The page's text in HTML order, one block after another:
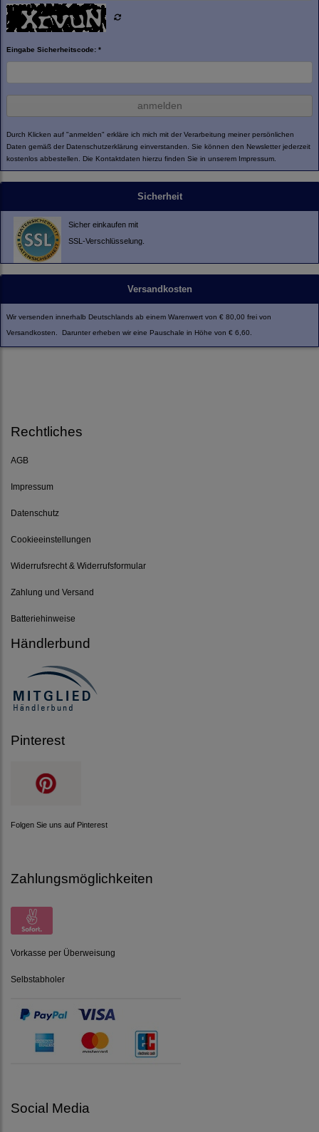
Eingabe Sicherheitscode: *
anmelden
Durch Klicken auf "anmelden" erkläre ich mich mit der Verarbeitung meiner persönlichen
Daten gemäß der Datenschutzerklärung einverstanden. Sie können den Newsletter jederzeit
kostenlos abbestellen. Die Kontaktdaten hierzu finden Sie in unserem Impressum.
Sicherheit
Sicher einkaufen mit
SSL-Verschlüsselung.
Versandkosten
Wir versenden innerhalb Deutschlands ab einem Warenwert von € 80,00 frei von
Versandkosten. Darunter erheben wir eine Pauschale in Höhe von € 6,60.
Rechtliches
AGB
Impressum
Datenschutz
Cookieeinstellungen
Widerrufsrecht & Widerrufsformular
Zahlung und Versand
Batteriehinweise
Händlerbund
Pinterest
Folgen Sie uns auf Pinterest
Zahlungsmöglichkeiten
Vorkasse per Überweisung
Selbstabholer
Social Media